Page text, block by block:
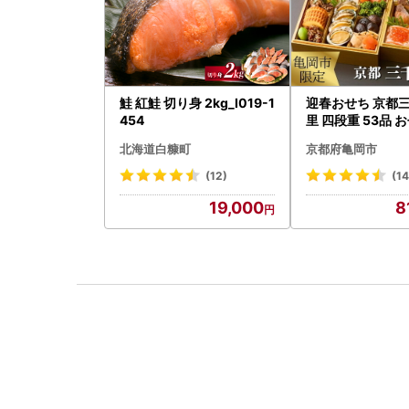
鮭 紅鮭 切り身 2kg_I019-1
454
北海道白糠町
(12)
19,000
迎春おせち 京都
里 四段重 53品
京都府亀岡市